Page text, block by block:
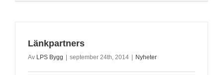
Länkpartners
Av LPS Bygg september 24th, 2014 Nyheter